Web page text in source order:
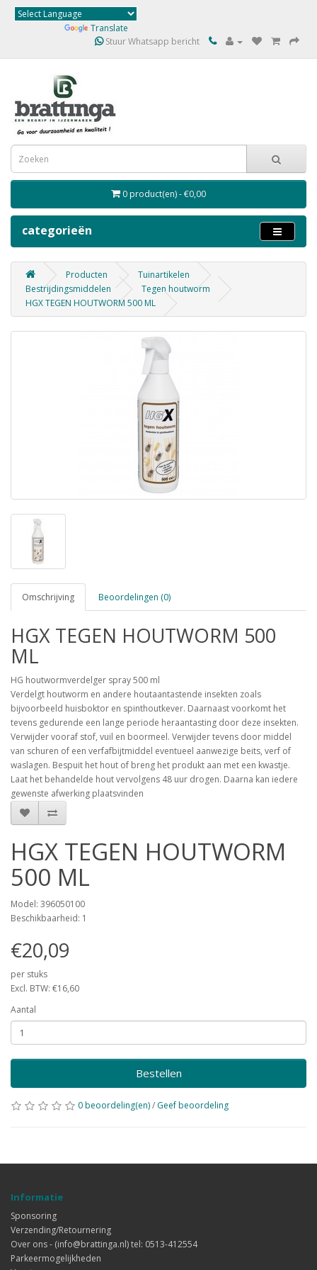
Translate
Stuur Whatsapp bericht
0 product(en) - €0,00
categorieën
Producten
Tuinartikelen
Bestrijdingsmiddelen
Tegen houtworm
HGX TEGEN HOUTWORM 500 ML
Omschrijving Beoordelingen (0)
HGX TEGEN HOUTWORM 500
ML
HG houtwormverdelger spray 500 ml
Verdelgt houtworm en andere houtaantastende insekten zoals
bijvoorbeeld huisboktor en spinthoutkever. Daarnaast voorkomt het
tevens gedurende een lange periode heraantasting door deze insekten.
Verwijder vooraf stof, vuil en boormeel. Verwijder tevens door middel
van schuren of een verfafbijtmiddel eventueel aanwezige beits, verf of
waslagen. Bespuit het hout of breng het produkt aan met een kwastje.
Laat het behandelde hout vervolgens 48 uur drogen. Daarna kan iedere
gewenste afwerking plaatsvinden
HGX TEGEN HOUTWORM
500 ML
Model: 396050100
Beschikbaarheid: 1
€20,09
per stuks
Excl. BTW: €16,60
Aantal
Bestellen
0 beoordeling(en)/ Geef beoordeling
Informatie
Sponsoring
Verzending/Retournering
Over ons - (info@brattinga.nl) tel: 0513-412554
Parkeermogelijkheden